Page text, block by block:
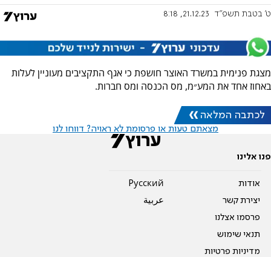
ט' בטבת תשפ"ד 21.12.23, 8:18
מצגת פנימית במשרד האוצר חושפת כי אגף התקציבים מעוניין לעלות
באחוז אחד את המע״מ, מס הכנסה ומס חברות.
לכתבה המלאה
מצאתם טעות או פרסומת לא ראויה? דווחו לנו
פנו אלינו
אודות
יצירת קשר
פרסמו אצלנו
תנאי שימוש
מדיניות פרטיות
Pусский
عربية